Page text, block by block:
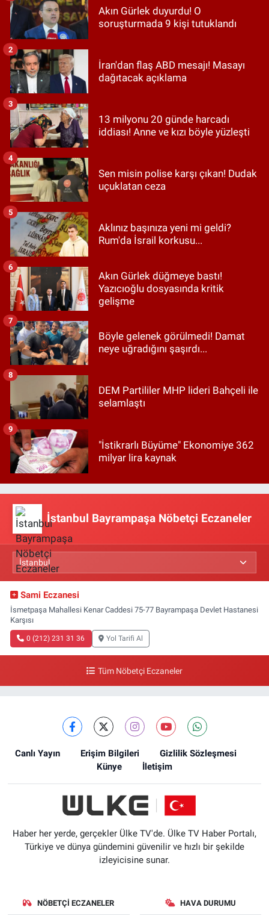
Akın Gürlek duyurdu! O
soruşturmada 9 kişi tutuklandı
İran'dan flaş ABD mesajı! Masayı
dağıtacak açıklama
2
13 milyonu 20 günde harcadı
iddiası! Anne ve kızı böyle yüzleşti
3
Sen misin polise karşı çıkan! Dudak
uçuklatan ceza
4
Aklınız başınıza yeni mi geldi?
Rum'da İsrail korkusu...
5
Akın Gürlek düğmeye bastı!
Yazıcıoğlu dosyasında kritik
gelişme
6
Böyle gelenek görülmedi! Damat
neye uğradığını şaşırdı...
7
DEM Partililer MHP lideri Bahçeli ile
selamlaştı
8
"İstikrarlı Büyüme" Ekonomiye 362
milyar lira kaynak
9
İstanbul Bayrampaşa Nöbetçi Eczaneler
Sami Eczanesi
İsmetpaşa Mahallesi Kenar Caddesi 75-77 Bayrampaşa Devlet Hastanesi
Karşısı
0 (212) 231 31 36 Yol Tarifi Al
Tüm Nöbetçi Eczaneler
Canlı Yayın Erişim Bilgileri
Gizlilik Sözleşmesi
Künye
İletişim
Haber her yerde, gerçekler Ülke TV'de. Ülke TV Haber Portalı,
Türkiye ve dünya gündemini güvenilir ve hızlı bir şekilde
izleyicisine sunar.
NÖBETÇI ECZANELER HAVA DURUMU